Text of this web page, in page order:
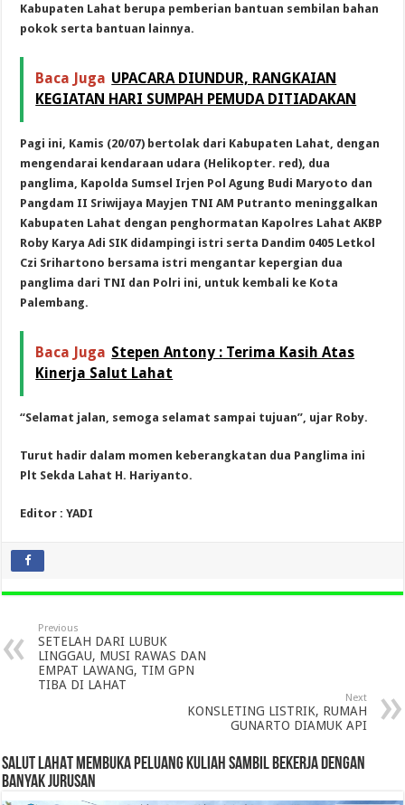
Kabupaten Lahat berupa pemberian bantuan sembilan bahan
pokok serta bantuan lainnya.
Baca Juga UPACARA DIUNDUR, RANGKAIAN
KEGIATAN HARI SUMPAH PEMUDA DITIADAKAN
Pagi ini, Kamis (20/07) bertolak dari Kabupaten Lahat, dengan
mengendarai kendaraan udara (Helikopter. red), dua
panglima, Kapolda Sumsel Irjen Pol Agung Budi Maryoto dan
Pangdam II Sriwijaya Mayjen TNI AM Putranto meninggalkan
Kabupaten Lahat dengan penghormatan Kapolres Lahat AKBP
Roby Karya Adi SIK didampingi istri serta Dandim 0405 Letkol
Czi Srihartono bersama istri mengantar kepergian dua
panglima dari TNI dan Polri ini, untuk kembali ke Kota
Palembang.
Baca Juga Stepen Antony : Terima Kasih Atas
Kinerja Salut Lahat
“Selamat jalan, semoga selamat sampai tujuan”, ujar Roby.
Turut hadir dalam momen keberangkatan dua Panglima ini
Plt Sekda Lahat H. Hariyanto.
Editor : YADI
Previous
SETELAH DARI LUBUK
LINGGAU, MUSI RAWAS DAN
EMPAT LAWANG, TIM GPN
TIBA DI LAHAT
Next
KONSLETING LISTRIK, RUMAH
GUNARTO DIAMUK API
SALUT LAHAT MEMBUKA PELUANG KULIAH SAMBIL BEKERJA DENGAN
BANYAK JURUSAN